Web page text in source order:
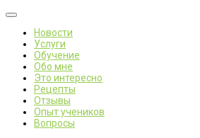
Новости
Услуги
Обучение
Обо мне
Это интересно
Рецепты
Отзывы
Опыт учеников
Вопросы